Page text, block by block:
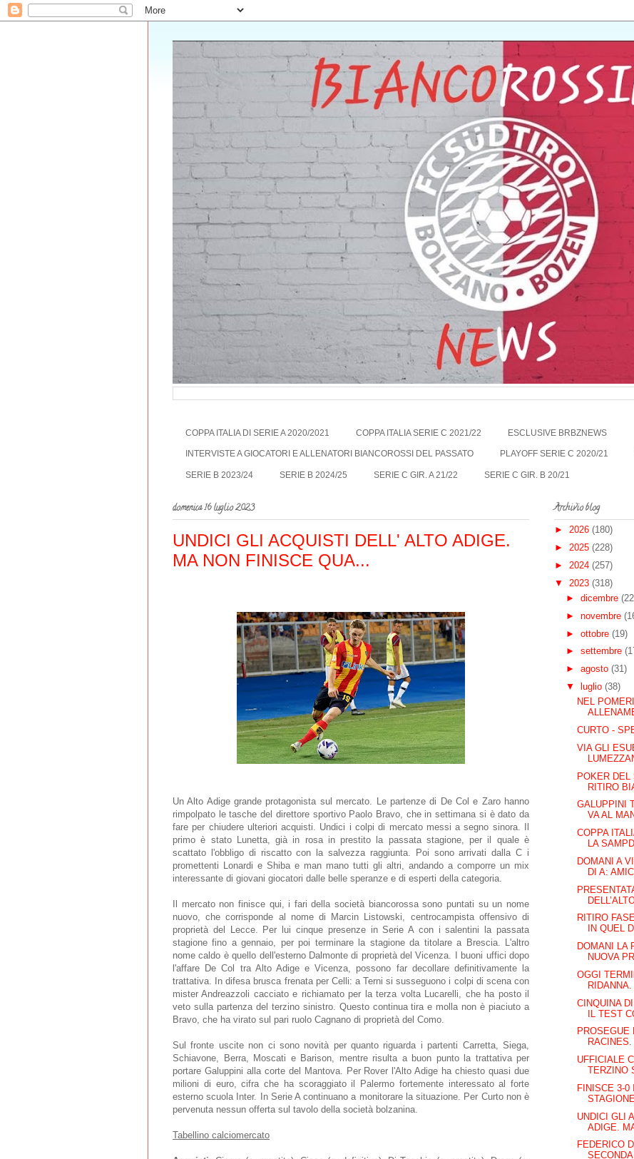
COPPA ITALIA DI SERIE A 2020/2021 COPPA ITALIA SERIE C 2021/22 ESCLUSIVE BRBZNEWS
INTERVISTE A GIOCATORI E ALLENATORI BIANCOROSSI DEL PASSATO PLAYOFF SERIE C 2020/21
SERIE B 2023/24 SERIE B 2024/25 SERIE C GIR. A 21/22 SERIE C GIR. B 20/21
domenica 16 luglio 2023
UNDICI GLI ACQUISTI DELL' ALTO ADIGE.
MA NON FINISCE QUA...
Un Alto Adige grande protagonista sul mercato. Le partenze di De Col e Zaro hanno
rimpolpato le tasche del direttore sportivo Paolo Bravo, che in settimana si è dato da
fare per chiudere ulteriori acquisti. Undici i colpi di mercato messi a segno sinora. Il
primo è stato Lunetta, già in rosa in prestito la passata stagione, per il quale è
scattato l'obbligo di riscatto con la salvezza raggiunta. Poi sono arrivati dalla C i
promettenti Lonardi e Shiba e man mano tutti gli altri, andando a comporre un mix
interessante di giovani giocatori dalle belle speranze e di esperti della categoria.
Il mercato non finisce qui, i fari della società biancorossa sono puntati su un nome
nuovo, che corrisponde al nome di Marcin Listowski, centrocampista offensivo di
proprietà del Lecce. Per lui cinque presenze in Serie A con i salentini la passata
stagione fino a gennaio, per poi terminare la stagione da titolare a Brescia. L'altro
nome caldo è quello dell'esterno Dalmonte di proprietà del Vicenza. I buoni uffici dopo
l'affare De Col tra Alto Adige e Vicenza, possono far decollare definitivamente la
trattativa. In difesa brusca frenata per Celli: a Terni si susseguono i colpi di scena con
mister Andreazzoli cacciato e richiamato per la terza volta Lucarelli, che ha posto il
veto sulla partenza del terzino sinistro. Questo continua tira e molla non è piaciuto a
Bravo, che ha virato sul pari ruolo Cagnano di proprietà del Como.
Sul fronte uscite non ci sono novità per quanto riguarda i partenti Carretta, Siega,
Schiavone, Berra, Moscati e Barison, mentre risulta a buon punto la trattativa per
portare Galuppini alla corte del Mantova. Per Rover l'Alto Adige ha chiesto quasi due
milioni di euro, cifra che ha scoraggiato il Palermo fortemente interessato al forte
esterno scuola Inter. In Serie A continuano a monitorare la situazione. Per Curto non è
pervenuta nessun offerta sul tavolo della società bolzanina.
Tabellino calciomercato
Archivio blog
► 2026 (180)
► 2025 (228)
► 2024 (257)
▼ 2023 (318)
► dicembre
► novembre
► ottobre (19)
► settembre
► agosto (31)
▼
luglio (38)
NEL
CURTO -
VIA GLI
POKER DEL
RITIRO
GALUPPINI
VA AL
COPPA
LA
DOMANI A
DI A:
RITIRO
IN QUEL
DOMANI LA
NUOVA
OGGI
RIDANNA.
CINQUINA
IL TEST
PROSEGUE
UFFICIALE
TERZINO
FINISCE 3-0
UNDICI GLI
ADIGE.
FEDERICO